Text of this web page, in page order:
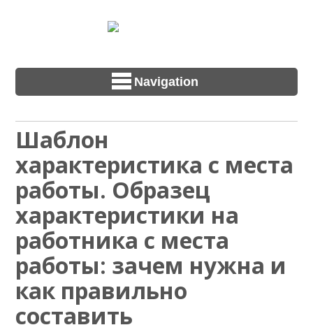
Navigation
Шаблон
характеристика с места
работы. Образец
характеристики на
работника с места
работы: зачем нужна и
как правильно
составить